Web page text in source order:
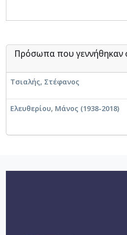
Πρόσωπα που γεννήθηκαν
Τσιαλής, Στέφανος
Ελευθερίου, Μάνος (1938-2018)